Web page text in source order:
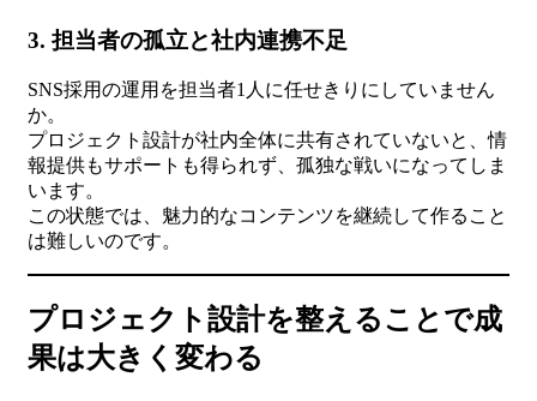
3. 担当者の孤立と社内連携不足
SNS採用の運用を担当者1人に任せきりにしていません
か。
プロジェクト設計が社内全体に共有されていないと、情
報提供もサポートも得られず、孤独な戦いになってしま
います。
この状態では、魅力的なコンテンツを継続して作ること
は難しいのです。
プロジェクト設計を整えることで成
果は大きく変わる